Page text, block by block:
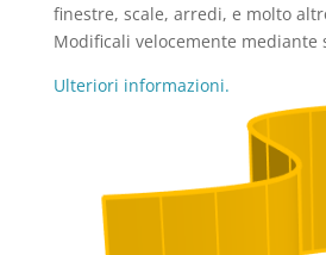
finestre, scale, arredi, e molto
Modificali velocemente
Ulteriori informazioni.